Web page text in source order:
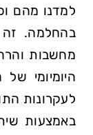
למדנו מהם
בהחלמה. זה
מחשבות
היומיומי
לעקרונות
באמצעות